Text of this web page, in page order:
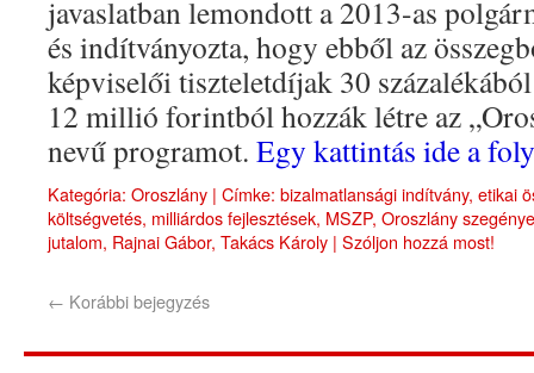
javaslatban lemondott a 2013-as
és indítványozta, hogy ebből az
képviselői tiszteletdíjak 30
12 millió forintból hozzák létre az
nevű programot. Egy kattintás ide a
Kategória: Oroszlány | Címke: bizalmatlansági indítvány, etikai
költségvetés, milliárdos fejlesztések, MSZP, Oroszlány
jutalom, Rajnai Gábor, Takács Károly | Szóljon hozzá most!
← Korábbi bejegyzés